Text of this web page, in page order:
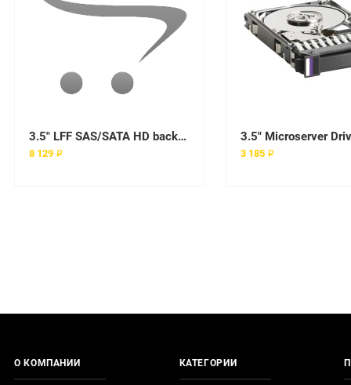
3.5" LFF SAS/SATA HD backplane 8-bays board
8 129 ₽
3.5" Microserver
3 185 ₽
О КОМПАНИИ КАТЕГОРИИ